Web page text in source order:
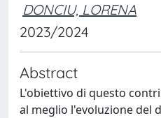
DONCIU, LORENA
2023/2024
Abstract
L'obiettivo di questo
al meglio l'evoluzione del